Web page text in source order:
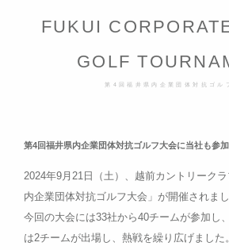
FUKUI
GOLF
第4回福井県内企業団体対抗ゴル
第4回福井県内企業団体対抗ゴルフ大会に当社も参加
2024年9月21日（土）、越前カントリーク
内企業団体対抗ゴルフ大会」が開催されまし
今回の大会には33社から40チームが参加し
は2チームが出場し、熱戦を繰り広げました。